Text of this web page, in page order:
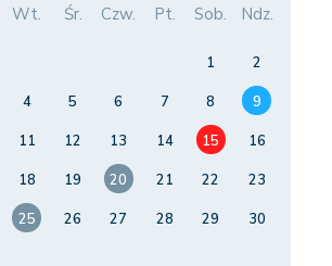
Wt. Śr. Czw. Pt. Sob. Ndz.
1
2
4 5 6 7 8
9
11 12 13 14 15
16
18 19 20 21 22
23
25 26 27 28 29
30